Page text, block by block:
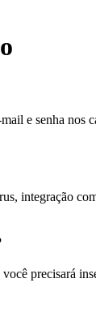
e senha nos
integração
precisará